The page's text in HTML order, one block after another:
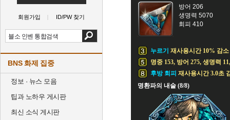
회원가입 ID/PW 찾기
BNS 화제 집중
정보 · 뉴스 모음
팁과 노하우 게시판
최신 소식 게시판
방어 206
생명력 5070
회피 410
누르기 재사용시간 10% 감소
명중 153, 방어 275, 생명력
후방 회피 재사용시간 3.0초
명환파의 내술 (8/8)